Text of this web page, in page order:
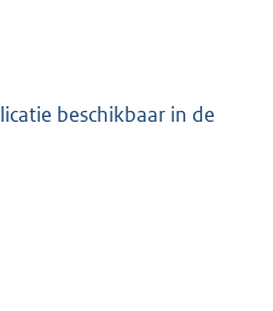
beschikbaar in de